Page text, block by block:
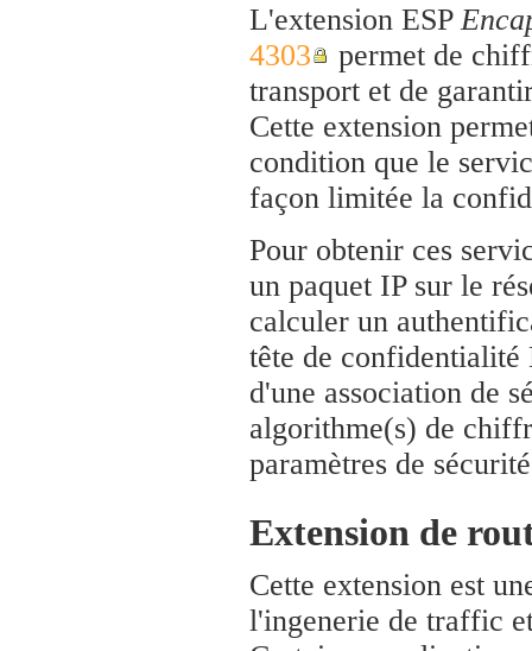
L'extension ESP
4303
permet de
transport et de
Cette extension
condition que le
façon limitée la
Pour obtenir ces
un paquet IP sur le
calculer un
tête de confidentialité
d'une association de
algorithme(s) de
paramètres de
Extension de
Cette extension est
l'ingenerie de traffic